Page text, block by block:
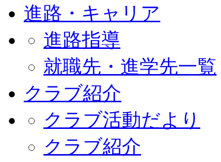
進路・キャリア
進路指導
就職先・進学先一覧
クラブ紹介
クラブ活動だより
クラブ紹介